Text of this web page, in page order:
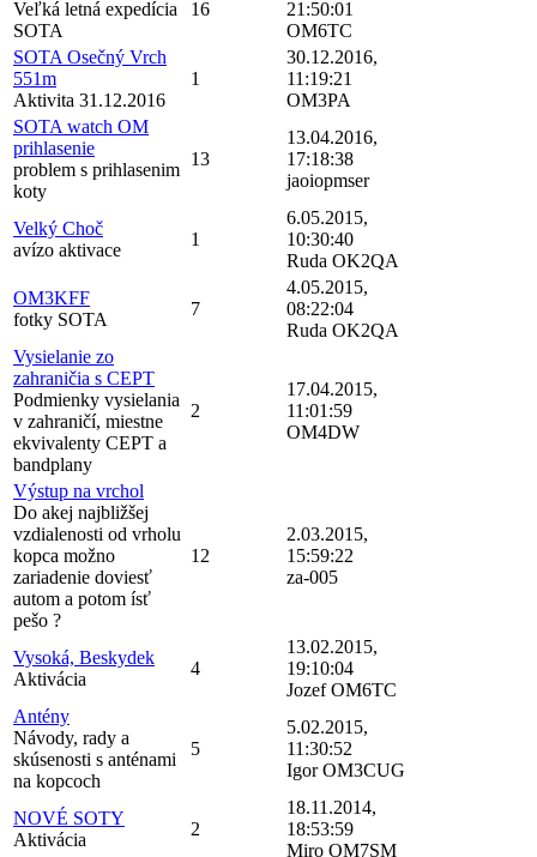
Veľká letná expedícia
SOTA
16
21:50:01
OM6TC
SOTA Osečný Vrch
551m
Aktivita 31.12.2016
1
30.12.2016,
11:19:21
OM3PA
SOTA watch OM
prihlasenie
problem s prihlasenim
koty
13
13.04.2016,
17:18:38
jaoiopmser
Velký Choč
avízo aktivace
1
6.05.2015,
10:30:40
Ruda OK2QA
OM3KFF
fotky SOTA
7
4.05.2015,
08:22:04
Ruda OK2QA
Vysielanie zo
zahraničia s CEPT
Podmienky vysielania
v zahraničí, miestne
ekvivalenty CEPT a
bandplany
2
17.04.2015,
11:01:59
OM4DW
Výstup na vrchol
Do akej najbližšej
vzdialenosti od vrholu
kopca možno
zariadenie doviesť
autom a potom ísť
pešo ?
12
2.03.2015,
15:59:22
za-005
Vysoká, Beskydek
Aktivácia
4
13.02.2015,
19:10:04
Jozef OM6TC
Antény
Návody, rady a
skúsenosti s anténami
na kopcoch
5
5.02.2015,
11:30:52
Igor OM3CUG
NOVÉ SOTY
Aktivácia
2
18.11.2014,
18:53:59
Miro OM7SM